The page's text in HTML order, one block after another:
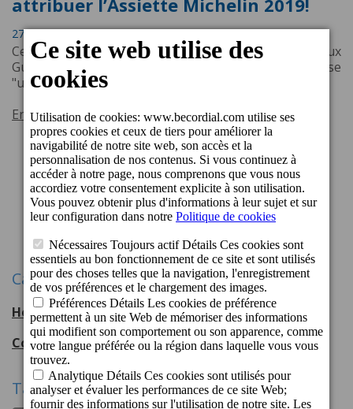
attribuer l’Assiette Michelin 2019!
27 Novembre 2018 12:53
Cette nouvelle distinction décernée par le prestigieux
Guide Michelin au restaurant Los Guayres, récompense
"une cuisine de qualité”.
En savoir plus
Précédente 1 ... 17 18 19 ...
Suivant
Catégories
Hotel Cordial Mogán Playa 56 entradas
Cordial Hotels & Resorts 108 entradas
Tags